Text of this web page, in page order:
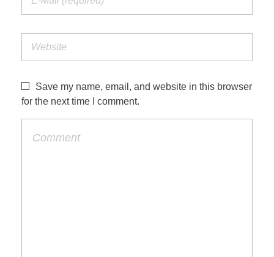
Save my name, email, and website in this browser
for the next time I comment.